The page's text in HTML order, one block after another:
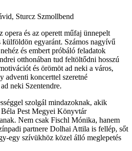
Sturcz Szmollbend
opera és az operett műfaj ünnepelt
külföldön egyaránt. Számos nagyívű
és embert próbáló feladatok
otthonában tud feltöltődni hosszú
és örömöt ad neki a város,
adventi koncerttel szeretné
neki Szentendre.
szolgál mindazoknak, akik
Pest Megyei Könyvtár
Nem csak Fischl Mónika, hanem
partnere Dolhai Attila is fellép, sőt
egy szívükhöz közel álló meglepetés